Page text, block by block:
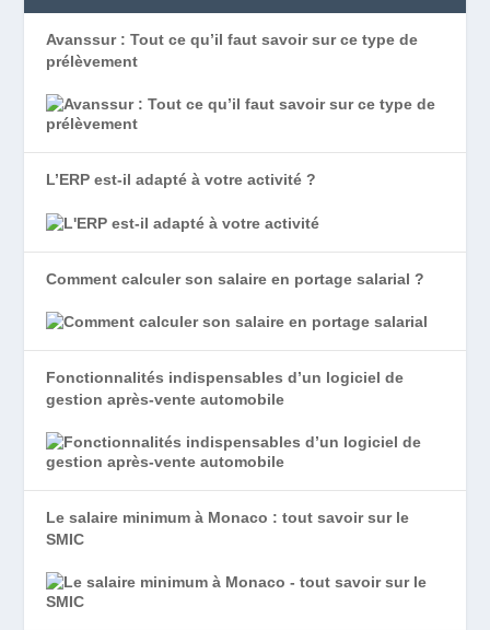
Avanssur : Tout ce qu’il faut savoir sur ce type de
prélèvement
L’ERP est-il adapté à votre activité ?
Comment calculer son salaire en portage salarial ?
Fonctionnalités indispensables d’un logiciel de
gestion après-vente automobile
Le salaire minimum à Monaco : tout savoir sur le
SMIC